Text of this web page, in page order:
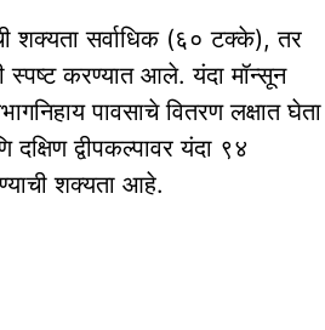
शक्यता सर्वाधिक (६० टक्के), तर
स्पष्ट करण्यात आले. यंदा मॉन्सून
पावसाचे वितरण लक्षात घेता
द्वीपकल्पावर यंदा ९४
शक्यता आहे.